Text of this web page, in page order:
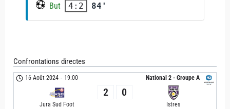
But 4:2 84'
Confrontations directes
National 2 - Groupe A
16 Août 2024 - 19:00
Jura Sud Foot
2 0
Istres